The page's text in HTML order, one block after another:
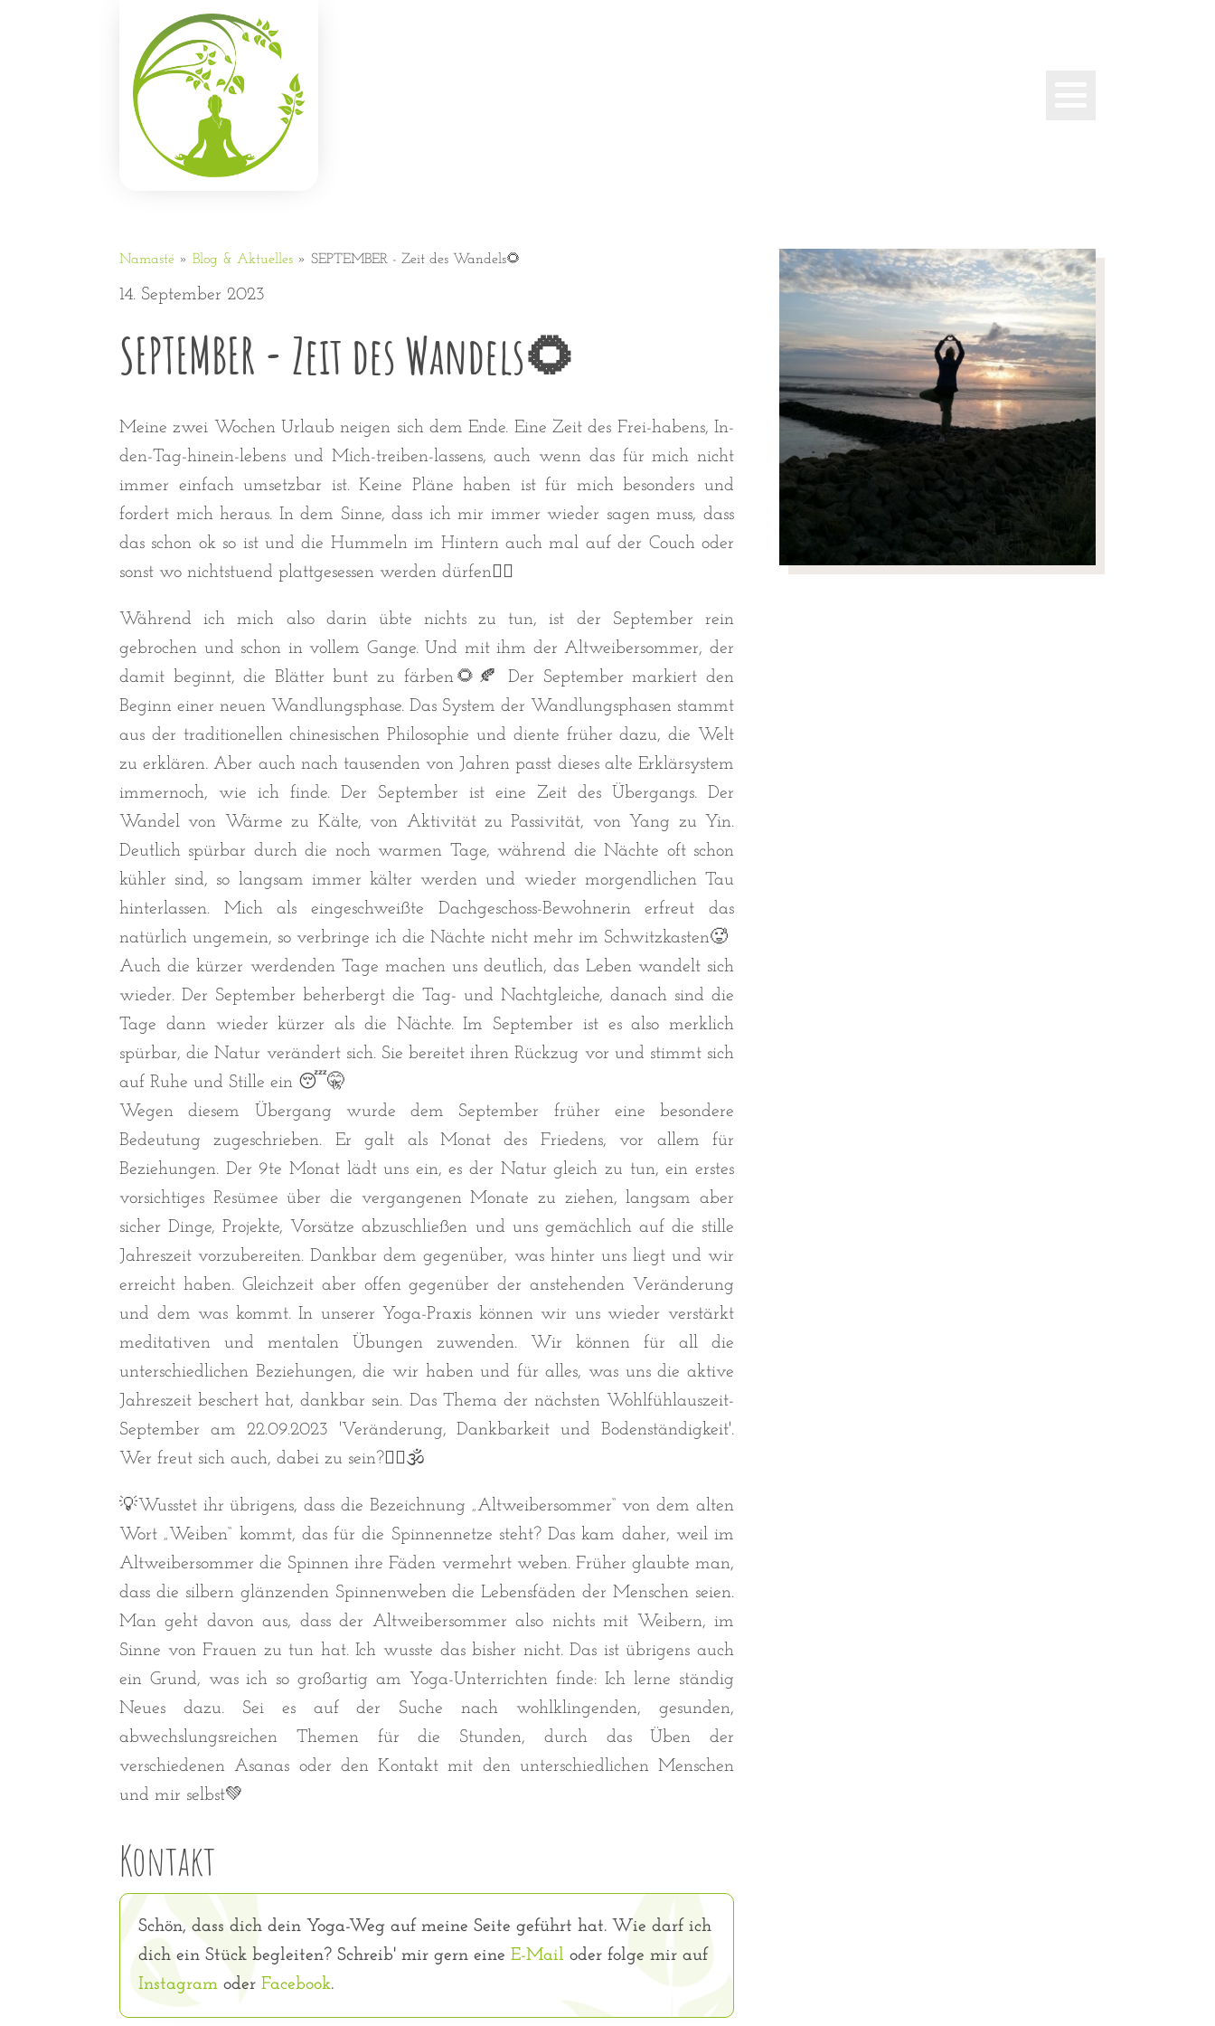
Namasté » Blog & Aktuelles » SEPTEMBER - Zeit des Wandels🌻
14. September 2023
SEPTEMBER - Zeit des Wandels🌻
Meine zwei Wochen Urlaub neigen sich dem Ende. Eine Zeit des Frei-habens, In-
den-Tag-hinein-lebens und Mich-treiben-lassens, auch wenn das für mich nicht
immer einfach umsetzbar ist. Keine Pläne haben ist für mich besonders und
fordert mich heraus. In dem Sinne, dass ich mir immer wieder sagen muss, dass
das schon ok so ist und die Hummeln im Hintern auch mal auf der Couch oder
sonst wo nichtstuend plattgesessen werden dürfen🏃‍♀️
Während ich mich also darin übte nichts zu tun, ist der September rein
gebrochen und schon in vollem Gange. Und mit ihm der Altweibersommer, der
damit beginnt, die Blätter bunt zu färben🌻🍂 Der September markiert den
Beginn einer neuen Wandlungsphase. Das System der Wandlungsphasen stammt
aus der traditionellen chinesischen Philosophie und diente früher dazu, die Welt
zu erklären. Aber auch nach tausenden von Jahren passt dieses alte Erklärsystem
immernoch, wie ich finde. Der September ist eine Zeit des Übergangs. Der
Wandel von Wärme zu Kälte, von Aktivität zu Passivität, von Yang zu Yin.
Deutlich spürbar durch die noch warmen Tage, während die Nächte oft schon
kühler sind, so langsam immer kälter werden und wieder morgendlichen Tau
hinterlassen. Mich als eingeschweißte Dachgeschoss-Bewohnerin erfreut das
natürlich ungemein, so verbringe ich die Nächte nicht mehr im Schwitzkasten🥵
Auch die kürzer werdenden Tage machen uns deutlich, das Leben wandelt sich
wieder. Der September beherbergt die Tag- und Nachtgleiche, danach sind die
Tage dann wieder kürzer als die Nächte. Im September ist es also merklich
spürbar, die Natur verändert sich. Sie bereitet ihren Rückzug vor und stimmt sich
auf Ruhe und Stille ein 😴🤫
Wegen diesem Übergang wurde dem September früher eine besondere
Bedeutung zugeschrieben. Er galt als Monat des Friedens, vor allem für
Beziehungen. Der 9te Monat lädt uns ein, es der Natur gleich zu tun, ein erstes
vorsichtiges Resümee über die vergangenen Monate zu ziehen, langsam aber
sicher Dinge, Projekte, Vorsätze abzuschließen und uns gemächlich auf die stille
Jahreszeit vorzubereiten. Dankbar dem gegenüber, was hinter uns liegt und wir
erreicht haben. Gleichzeit aber offen gegenüber der anstehenden Veränderung
und dem was kommt. In unserer Yoga-Praxis können wir uns wieder verstärkt
meditativen und mentalen Übungen zuwenden. Wir können für all die
unterschiedlichen Beziehungen, die wir haben und für alles, was uns die aktive
Jahreszeit beschert hat, dankbar sein. Das Thema der nächsten Wohlfühlauszeit-
September am 22.09.2023 'Veränderung, Dankbarkeit und Bodenständigkeit'.
Wer freut sich auch, dabei zu sein?🧘‍♂️🕉
💡Wusstet ihr übrigens, dass die Bezeichnung „Altweibersommer“ von dem alten
Wort „Weiben“ kommt, das für die Spinnennetze steht? Das kam daher, weil im
Altweibersommer die Spinnen ihre Fäden vermehrt weben. Früher glaubte man,
dass die silbern glänzenden Spinnenweben die Lebensfäden der Menschen seien.
Man geht davon aus, dass der Altweibersommer also nichts mit Weibern, im
Sinne von Frauen zu tun hat. Ich wusste das bisher nicht. Das ist übrigens auch
ein Grund, was ich so großartig am Yoga-Unterrichten finde: Ich lerne ständig
Neues dazu. Sei es auf der Suche nach wohlklingenden, gesunden,
abwechslungsreichen Themen für die Stunden, durch das Üben der
verschiedenen Asanas oder den Kontakt mit den unterschiedlichen Menschen
und mir selbst💚
Kontakt
Schön, dass dich dein Yoga-Weg auf meine Seite geführt hat. Wie darf ich
dich ein Stück begleiten? Schreib' mir gern eine E-Mail oder folge mir auf
Instagram oder Facebook.